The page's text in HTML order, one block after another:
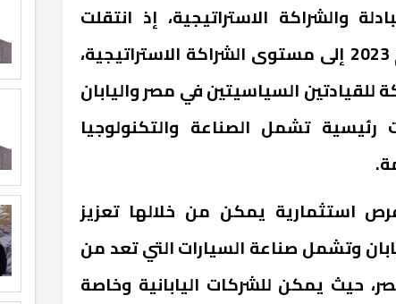
والشراكة الاستراتيجية، إذ انتقلت
العلاقات بين البلدين خلال عام 2023 إلى مستوى الشراكة الاستراتيجية،
السياسيتين في مصر واليابان
تشمل الصناعة والتكنولوجيا
استثمارية يمكن من خلالها تعزيز
وتشمل صناعة السيارات التي تعد من
حيث يمكن للشركات اليابانية وخاصة